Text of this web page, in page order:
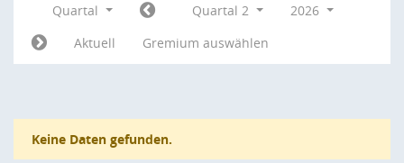
Quartal Quartal 2
2026
Aktuell
Gremium auswählen
Keine Daten gefunden.